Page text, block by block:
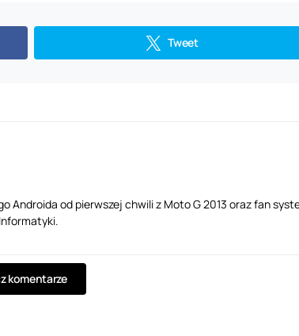
Tweet
Androida od pierwszej chwili z Moto G 2013 oraz fan
komentarze